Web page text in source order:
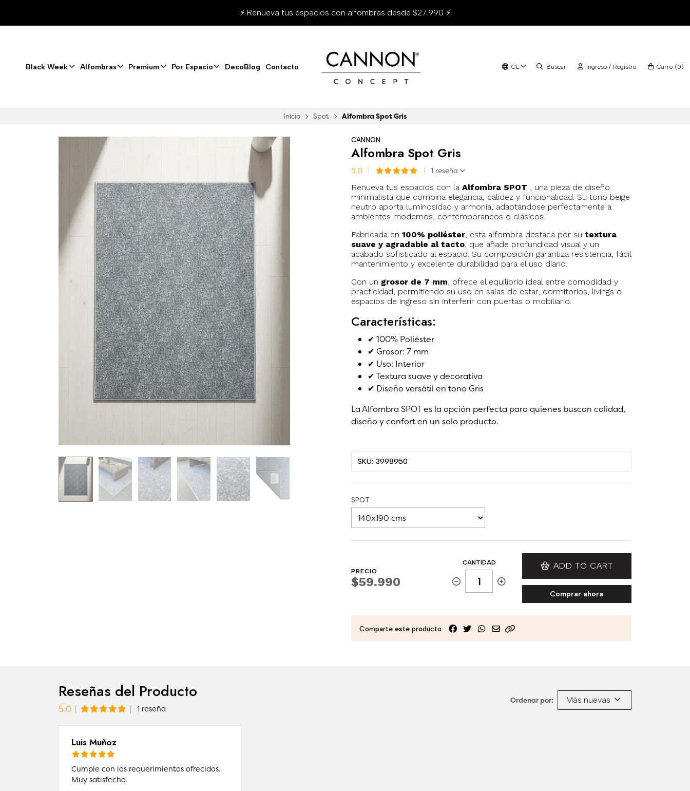
Black Week Alfombras Premium Por Espacio DecoBlog Contacto CL Buscar Ingreso / Registro Carro (0)
⚡ Renueva tus espacios con alfombras desde $27.990 ⚡
Inicio Spot Alfombra Spot Gris
CANNON
Alfombra Spot Gris
5.0 1 reseña
Renueva tus espacios con la Alfombra SPOT , una pieza de diseño
minimalista que combina elegancia, calidez y funcionalidad. Su tono beige
neutro aporta luminosidad y armonía, adaptándose perfectamente a
ambientes modernos, contemporáneos o clásicos.
Fabricada en 100% poliéster, esta alfombra destaca por su textura
suave y agradable al tacto, que añade profundidad visual y un
acabado sofisticado al espacio. Su composición garantiza resistencia, fácil
mantenimiento y excelente durabilidad para el uso diario.
Con un grosor de 7 mm, ofrece el equilibrio ideal entre comodidad y
practicidad, permitiendo su uso en salas de estar, dormitorios, livings o
espacios de ingreso sin interferir con puertas o mobiliario.
Características:
✔ 100% Poliéster
✔ Grosor: 7 mm
✔ Uso: Interior
✔ Textura suave y decorativa
✔ Diseño versátil en tono Gris
La Alfombra SPOT es la opción perfecta para quienes buscan calidad,
diseño y confort en un solo producto.
SKU: 3998950
SPOT
PRECIO
$59.990
CANTIDAD ADD TO CART
Comprar ahora
Comparte este producto
Reseñas del Producto
5.0 1 reseña
Ordenar por: Más nuevas
Luis Muñoz
Cumple con los requerimientos ofrecidos.
Muy satisfecho.